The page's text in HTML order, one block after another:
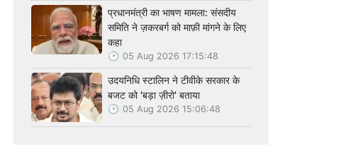
प्रधानमंत्री का भाषण मामला: संसदीय
समिति ने ज़करबर्ग को माफ़ी मांगने के लिए
कहा
05 Aug 2026 17:15:48
उदयनिधि स्टालिन ने टीवीके सरकार के
बजट को 'बड़ा ज़ीरो' बताया
05 Aug 2026 15:06:48